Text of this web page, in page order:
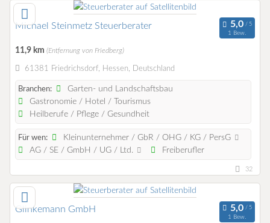
Michael Steinmetz Steuerberater
1 Bew.
11,9 km (Entfernung von Friedberg)
61381 Friedrichsdorf, Hessen, Deutschland
Branchen:
Garten- und Landschaftsbau
Gastronomie / Hotel / Tourismus
Heilberufe / Pflege / Gesundheit
Für wen:
Kleinunternehmer / GbR / OHG / KG / PersG
AG / SE / GmbH / UG / Ltd.
Freiberufler
32
Glinkemann GmbH
1 Bew.